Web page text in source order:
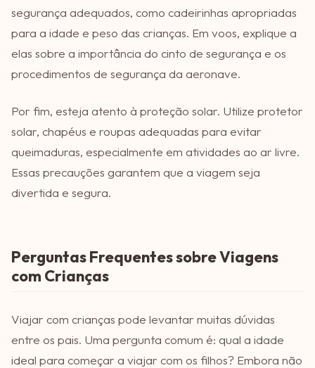
segurança adequados, como cadeirinhas apropriadas
para a idade e peso das crianças. Em voos, explique a
elas sobre a importância do cinto de segurança e os
procedimentos de segurança da aeronave.
Por fim, esteja atento à proteção solar. Utilize protetor
solar, chapéus e roupas adequadas para evitar
queimaduras, especialmente em atividades ao ar livre.
Essas precauções garantem que a viagem seja
divertida e segura.
Perguntas Frequentes sobre Viagens
com Crianças
Viajar com crianças pode levantar muitas dúvidas
entre os pais. Uma pergunta comum é: qual a idade
ideal para começar a viajar com os filhos? Embora não